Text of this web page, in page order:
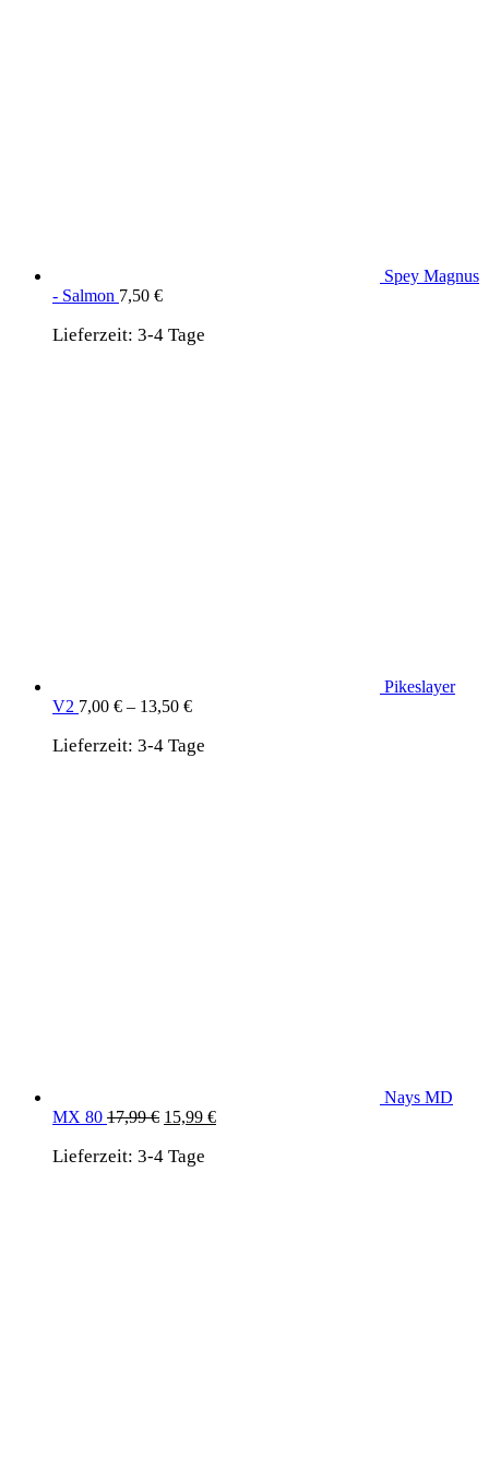
Spey Magnus
- Salmon 7,50 €
Lieferzeit: 3-4 Tage
Pikeslayer
V2 7,00 € – 13,50 €
Lieferzeit: 3-4 Tage
Nays MD
MX 80 17,99€ Ursprünglicher
war:
15,99 €Aktueller
Lieferzeit: 3-4 Tage